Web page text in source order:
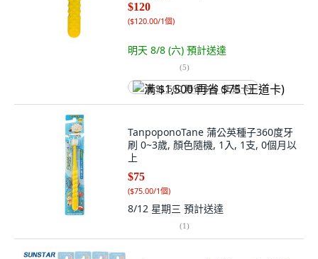
$120
($120.00/1個)
明天 8/8 (六) 預計送達
(5)
满 $1,500 再省 $75 (王道卡)
TanpoponoTane 蒲公英種子360度牙
刷 0~3歲, 顏色隨機, 1入, 1支, 0個月以
上
$75
($75.00/1個)
8/12 星期三 預計送達
(1)